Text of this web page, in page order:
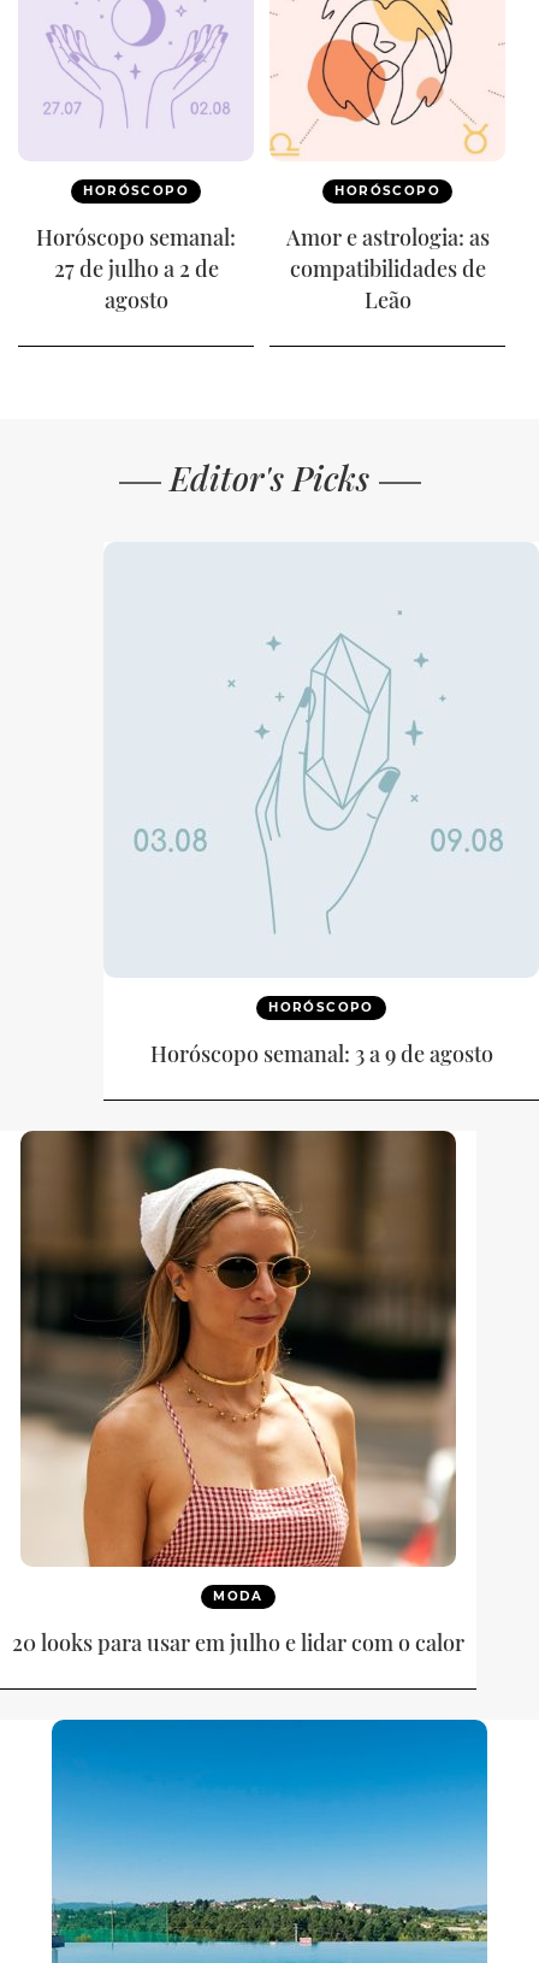
HORÓSCOPO
Horóscopo semanal:
27 de julho a 2 de
agosto
HORÓSCOPO
Amor e astrologia: as
compatibilidades de
Leão
Editor's Picks
HORÓSCOPO
Horóscopo semanal: 3 a 9 de agosto
MODA
20 looks para usar em julho e lidar com o calor